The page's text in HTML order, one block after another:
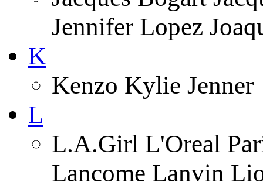
Jennifer Lopez
K
Kenzo Kylie Jenner
L
L.A.Girl L'Oreal
Lancome Lanvin